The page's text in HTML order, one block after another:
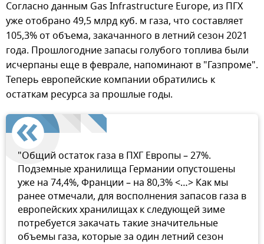
Согласно данным Gas Infrastructure Europe, из ПГХ
уже отобрано 49,5 млрд куб. м газа, что составляет
105,3% от объема, закачанного в летний сезон 2021
года. Прошлогодние запасы голубого топлива были
исчерпаны еще в феврале, напоминают в "Газпроме".
Теперь европейские компании обратились к
остаткам ресурса за прошлые годы.
"Общий остаток газа в ПХГ Европы – 27%.
Подземные хранилища Германии опустошены
уже на 74,4%, Франции – на 80,3% <…> Как мы
ранее отмечали, для восполнения запасов газа в
европейских хранилищах к следующей зиме
потребуется закачать такие значительные
объемы газа, которые за один летний сезон